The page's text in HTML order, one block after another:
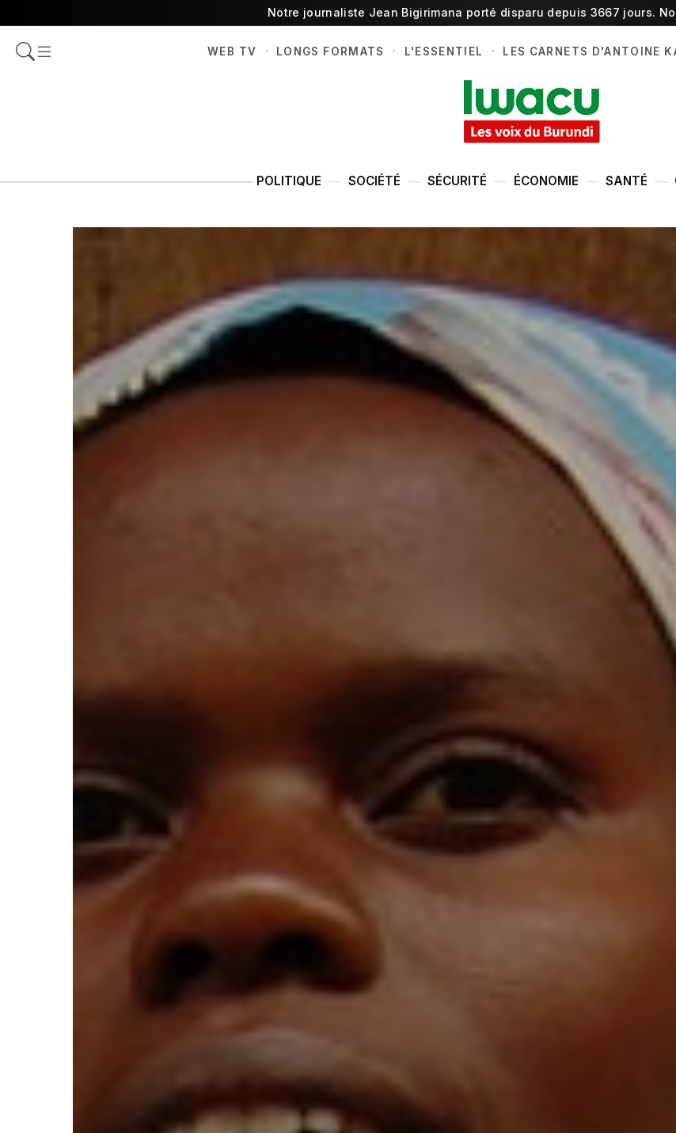
Notre journaliste Jean Bigirimana porté disparu depuis 3667 jours.
WEB TV · LONGS FORMATS · L'ESSENTIEL · LES CARNETS D'ANTOINE
POLITIQUE SOCIÉTÉ SÉCURITÉ ÉCONOMIE SANTÉ